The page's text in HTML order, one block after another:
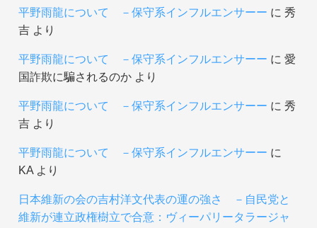
平野雨龍について －保守系インフルエンサーー に 秀
吉より
平野雨龍について －保守系インフルエンサーー に 愛
国詐欺に騙されるのかより
平野雨龍について －保守系インフルエンサーー に 秀
吉より
平野雨龍について －保守系インフルエンサーー に
KAより
日本維新の会の吉村洋文代表の運の強さ －自民党と
維新が連立政権樹立で合意：ヴィーパリータラージャ